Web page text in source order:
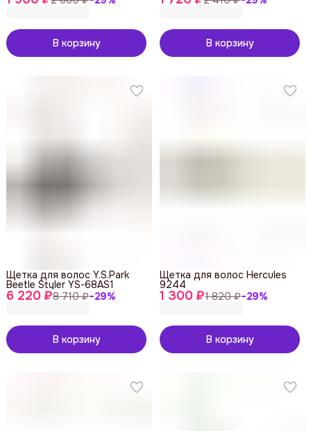
Gold&Brown
В корзину
Silver L
В корзину
6 220 ₽8 710 ₽−29%
Щетка для волос Y.S.Park
Beetle Styler YS-68AS1
В корзину
1 300 ₽1 820 ₽−29%
Щетка для волос Hercules
9244
В корзину